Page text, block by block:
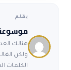
بقلم
موسوعة
هنالك
ولكن
الكلمات